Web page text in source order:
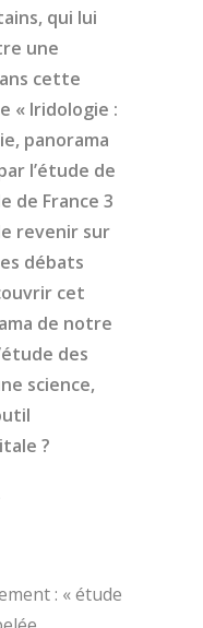
qui lui
une
cette
« Iridologie :
panorama
l’étude de
de France 3
revenir sur
débats
cet
de notre
des
science,
?
: « étude